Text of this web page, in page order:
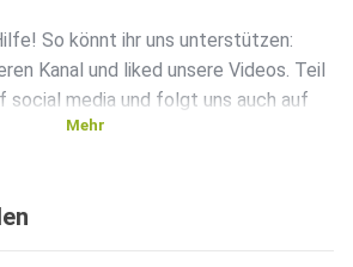
So könnt ihr uns unterstützen:
Kanal und liked unsere Videos. Teil
social media und folgt uns auch auf
0058 7940 76, BIC/SWIFT:
Mehr